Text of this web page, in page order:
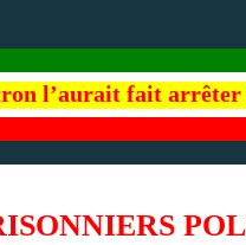
l’aurait fait